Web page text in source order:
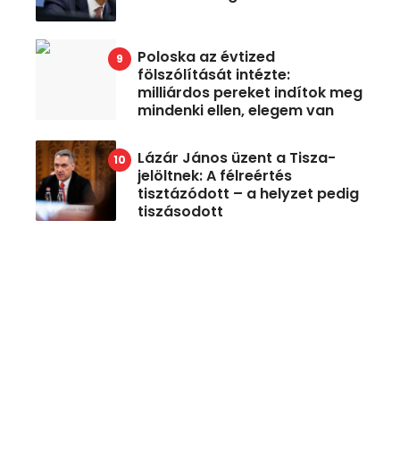
Poloska az évtized
fölszólítását intézte:
milliárdos pereket indítok meg
mindenki ellen, elegem van
Lázár János üzent a Tisza-
jelöltnek: A félreértés
tisztázódott – a helyzet pedig
tiszásodott